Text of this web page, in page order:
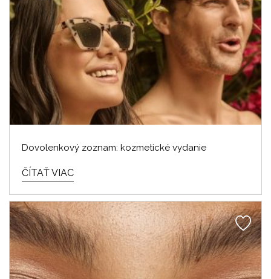
Dovolenkový zoznam: kozmetické vydanie
ČÍTAŤ VIAC